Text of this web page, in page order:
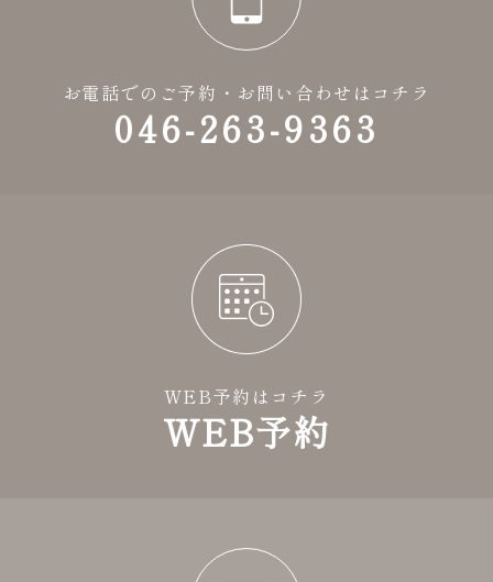
お電話でのご予約・お問い合わせはコチラ
046-263-9363
WEB予約はコチラ
WEB予約